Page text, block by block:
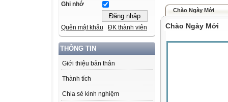
Ghi nhớ
Quên mật khẩu ĐK thành viên
THÔNG TIN
Giới thiệu bản thân
Thành tích
Chia sẻ kinh nghiệm
Chào Ngày Mới
Chào Ngày Mới